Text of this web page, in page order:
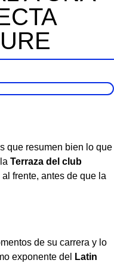
que resumen bien lo que
Terraza del club
al frente, antes de que la
de su carrera y lo
exponente del
Latin